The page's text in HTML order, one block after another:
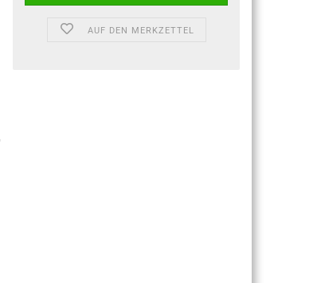
AUF DEN MERKZETTEL